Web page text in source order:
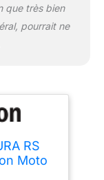
la
que très bien
pourrait ne
RS
Moto